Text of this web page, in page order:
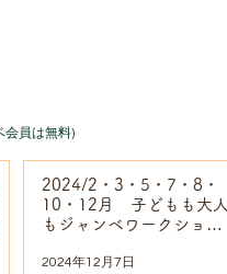
員は無料)
2024/2・3・5・7・8・
10・12月 子どもも大人
もジャンベワークショッ
2024年12月7日